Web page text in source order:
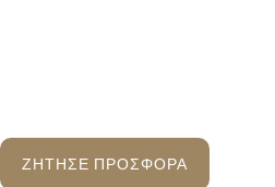
ΖΗΤΗΣΕ ΠΡΟΣΦΟΡΑ